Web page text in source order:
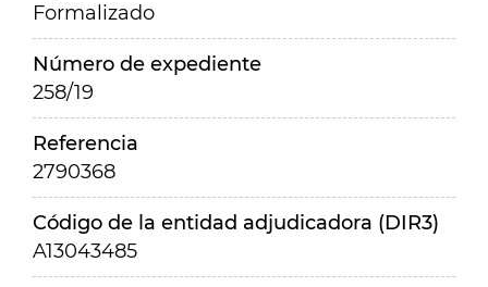
Formalizado
Número de expediente
258/19
Referencia
2790368
Código de la entidad adjudicadora (DIR3)
A13043485